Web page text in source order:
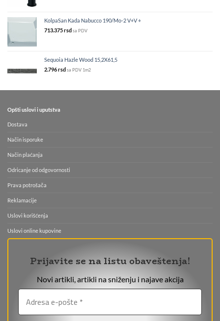
KolpaSan Kada Nabucco 190/Mo-2 V+V +
713.375rsd sa PDV
Sequoia Hazle Wood 15,2X61,5
2.796rsd sa PDV 1m2
Opšti uslovi i uputstva
Dostava
Način isporuke
Način plaćanja
Odricanje od odgovornosti
Prava potrošača
Reklamacije
Uslovi korišćenja
Uslovi online kupovine
Prijavite se na listu obaveštenja!
Novi artikli, artikli na sniženju i najave akcija